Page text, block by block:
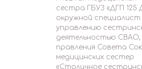
сестра ГБУЗ «ДГП 125
окружной специалист
управлению
деятельностью СВАО,
правления Совета
медицинских сестер
«Столичное